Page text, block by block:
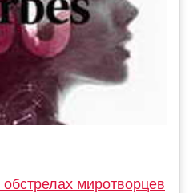
миротворцев